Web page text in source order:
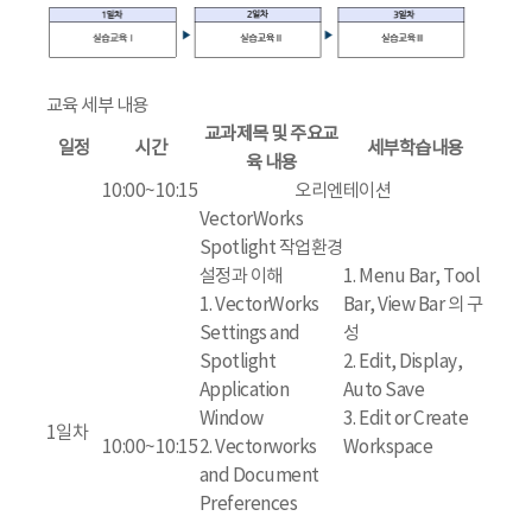
교육 세부 내용
일정 시간
교과제목 및 주요교
육 내용
세부학습내용
1일차
10:00~10:15 오리엔테이션
10:00~10:15
VectorWorks
Spotlight 작업환경
설정과 이해
1. VectorWorks
Settings and
Spotlight
Application
Window
2. Vectorworks
and Document
Preferences
1. Menu Bar, Tool
Bar, View Bar 의 구
성
2. Edit, Display,
Auto Save
3. Edit or Create
Workspace